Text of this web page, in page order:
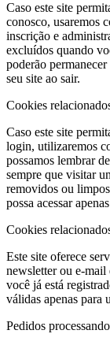
Caso este site
conosco, usaremos
inscrição e
excluídos quando
poderão
seu site ao sair.
Cookies
Caso este site
login, utilizaremos
possamos lembrar
sempre que visitar
removidos ou
possa acessar
Cookies
Este site oferece
newsletter ou e-mail
você já está
válidas apenas para
Pedidos